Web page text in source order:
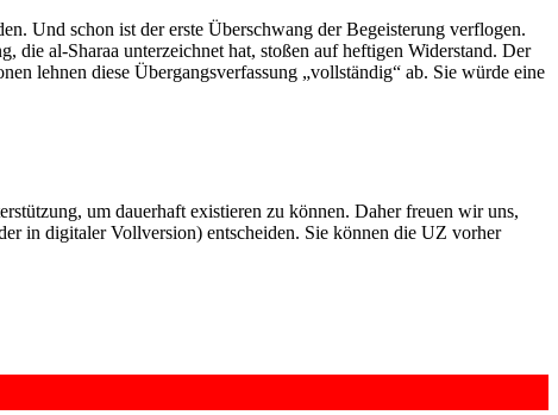
Und schon ist der erste Überschwang der Begeisterung verflogen.
al-Sharaa unterzeichnet hat, stoßen auf heftigen Widerstand. Der
lehnen diese Übergangsverfassung „vollständig“ ab. Sie würde eine
um dauerhaft existieren zu können. Daher freuen wir uns,
in digitaler Vollversion) entscheiden. Sie können die UZ vorher